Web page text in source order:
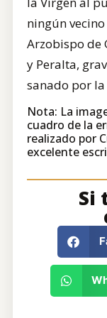
ningún
Arzobispo de
y Peralta,
sanado por
Nota: La
cuadro de la
realizado por
excelente
Si